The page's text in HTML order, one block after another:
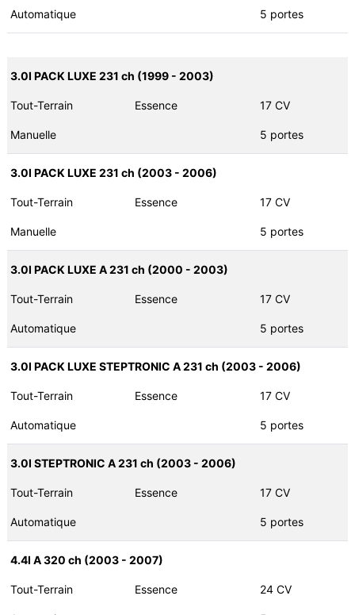
Automatique 5 portes
3.0I PACK LUXE 231 ch (1999 - 2003)
Tout-Terrain Essence 17 CV
Manuelle 5 portes
3.0I PACK LUXE 231 ch (2003 - 2006)
Tout-Terrain Essence 17 CV
Manuelle 5 portes
3.0I PACK LUXE A 231 ch (2000 - 2003)
Tout-Terrain Essence 17 CV
Automatique 5 portes
3.0I PACK LUXE STEPTRONIC A 231 ch (2003 - 2006)
Tout-Terrain Essence 17 CV
Automatique 5 portes
3.0I STEPTRONIC A 231 ch (2003 - 2006)
Tout-Terrain Essence 17 CV
Automatique 5 portes
4.4I A 320 ch (2003 - 2007)
Tout-Terrain Essence 24 CV